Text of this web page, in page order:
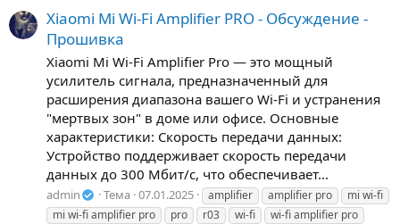
Xiaomi Mi Wi-Fi Amplifier PRO - Обсуждение -
Прошивка
Xiaomi Mi Wi-Fi Amplifier Pro — это мощный
усилитель сигнала, предназначенный для
расширения диапазона вашего Wi-Fi и устранения
"мертвых зон" в доме или офисе. Основные
характеристики: Скорость передачи данных:
Устройство поддерживает скорость передачи
данных до 300 Мбит/с, что обеспечивает...
admin Тема 07.01.2025 amplifier amplifier pro
mi wi-fi
mi wi-fi amplifier pro
pro r03 wi-fi
wi-fi amplifier pro